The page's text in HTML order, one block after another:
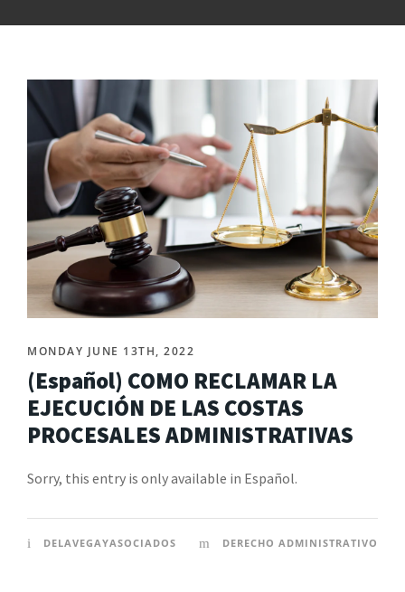
MONDAY JUNE 13TH, 2022
(Español) COMO RECLAMAR LA
EJECUCIÓN DE LAS COSTAS
PROCESALES ADMINISTRATIVAS
Sorry, this entry is only available in Español.
DELAVEGAYASOCIADOS DERECHO ADMINISTRATIVO